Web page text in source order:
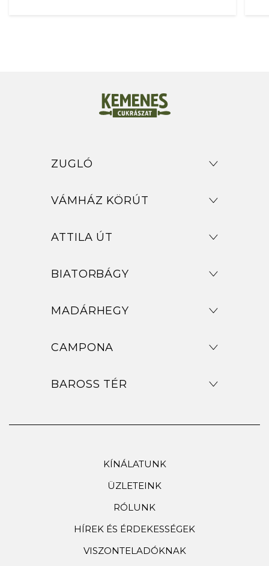
ZUGLÓ
VÁMHÁZ KÖRÚT
ATTILA ÚT
BIATORBÁGY
MADÁRHEGY
CAMPONA
BAROSS TÉR
KÍNÁLATUNK
ÜZLETEINK
RÓLUNK
HÍREK ÉS ÉRDEKESSÉGEK
VISZONTELADÓKNAK